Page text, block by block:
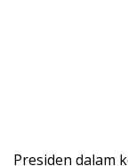
Presiden dalam